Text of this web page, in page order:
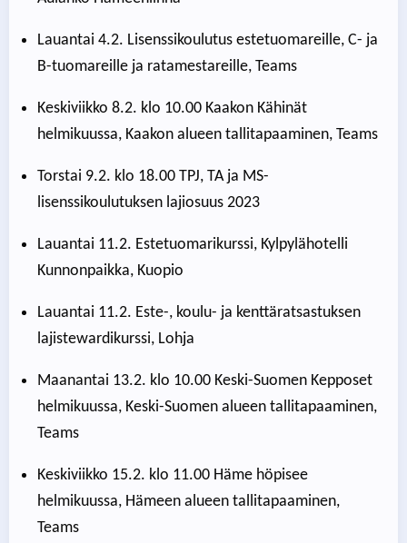
Lauantai 4.2. Lisenssikoulutus estetuomareille, C- ja
B-tuomareille ja ratamestareille, Teams
Keskiviikko 8.2. klo 10.00 Kaakon Kähinät
helmikuussa, Kaakon alueen tallitapaaminen, Teams
Torstai 9.2. klo 18.00 TPJ, TA ja MS-
lisenssikoulutuksen lajiosuus 2023
Lauantai 11.2. Estetuomarikurssi, Kylpylähotelli
Kunnonpaikka, Kuopio
Lauantai 11.2. Este-, koulu- ja kenttäratsastuksen
lajistewardikurssi, Lohja
Maanantai 13.2. klo 10.00 Keski-Suomen Kepposet
helmikuussa, Keski-Suomen alueen tallitapaaminen,
Teams
Keskiviikko 15.2. klo 11.00 Häme höpisee
helmikuussa, Hämeen alueen tallitapaaminen,
Teams